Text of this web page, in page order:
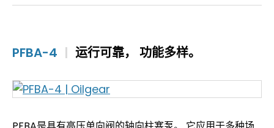
PFBA-4 | 运行可靠， 功能多样。